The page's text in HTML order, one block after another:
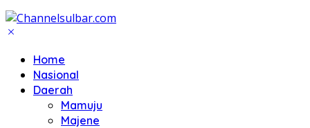
Home
Nasional
Daerah
Mamuju
Majene